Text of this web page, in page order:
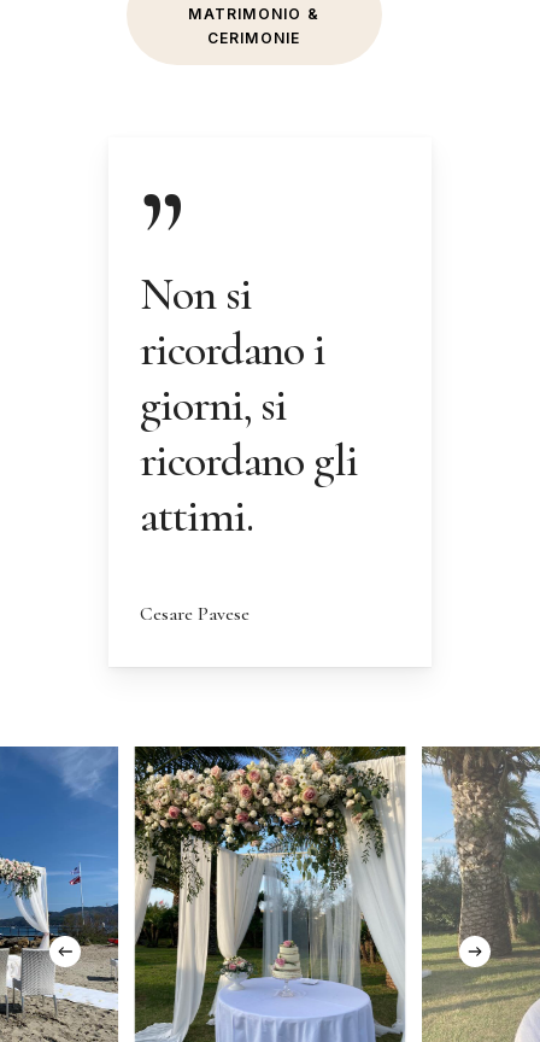
MATRIMONIO &
CERIMONIE
”
Non si
ricordano i
giorni, si
ricordano gli
attimi.
Cesare Pavese